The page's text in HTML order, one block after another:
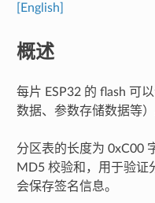
[English]
概述
每片 ESP32 的 flash 可
数据、参数存储数据等
分区表的长度为 0xC00
MD5 校验和，用于验证
会保存签名信息。